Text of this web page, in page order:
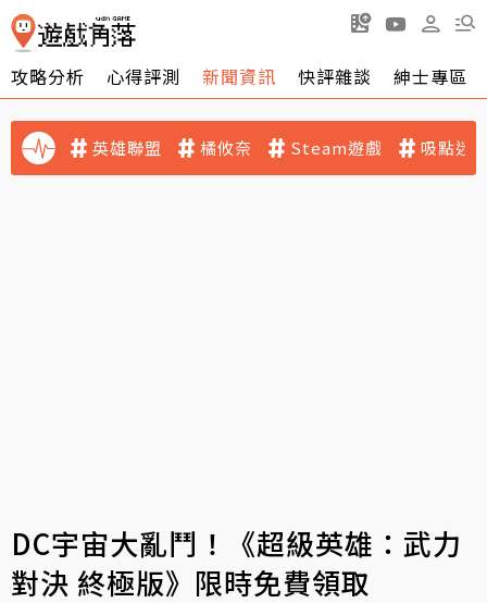
攻略分析 心得評測 新聞資訊 快評雜談 紳士專區
英雄聯盟 橘攸奈 Steam遊戲 吸點迷
DC宇宙大亂鬥！《超級英雄：武力
對決 終極版》限時免費領取